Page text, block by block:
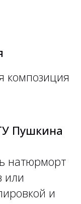
композиция
Пушкина
натюрморт
или
и